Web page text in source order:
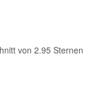
von 2.95 Sternen